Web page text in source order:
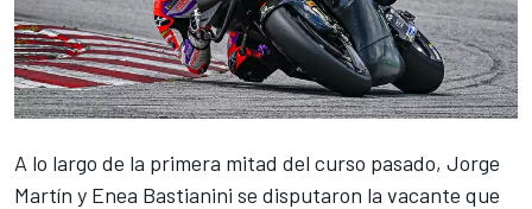
A lo largo de la primera mitad del curso pasado, Jorge
Martín y Enea Bastianini se disputaron la vacante que